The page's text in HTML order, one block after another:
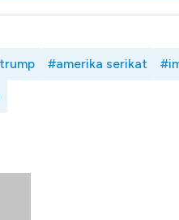
#amerika serikat